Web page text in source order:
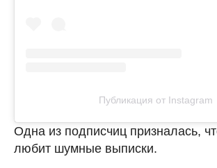
Публикация от Instagram
Одна из подписчиц призналась,
любит шумные выписки.